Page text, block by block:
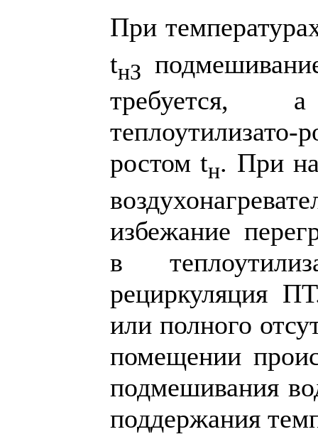
При
tнЗ
требуется,
ростом tн. При
избежание
в
рециркуляция
или полного
помещении
подмешивания
поддержания